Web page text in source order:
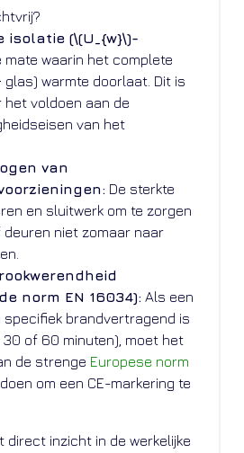
isolatie (\(U_{w}\)-
mate waarin het complete
glas) warmte doorlaat. Dit is
het voldoen aan de
van het
van
De sterkte
en sluitwerk om te zorgen
niet zomaar naar
norm EN 16034): Als een
specifiek brandvertragend is
30 of 60 minuten), moet het
de strenge Europese norm
om een CE-markering te
direct inzicht in de werkelijke